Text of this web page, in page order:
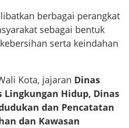
berbagai perangkat
sebagai bentuk
serta keindahan
Kota, jajaran Dinas
Lingkungan Hidup, Dinas
dan Pencatatan
dan Kawasan